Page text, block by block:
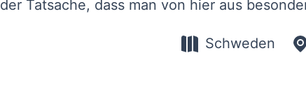
der Tatsache, dass man von hier aus
Schweden